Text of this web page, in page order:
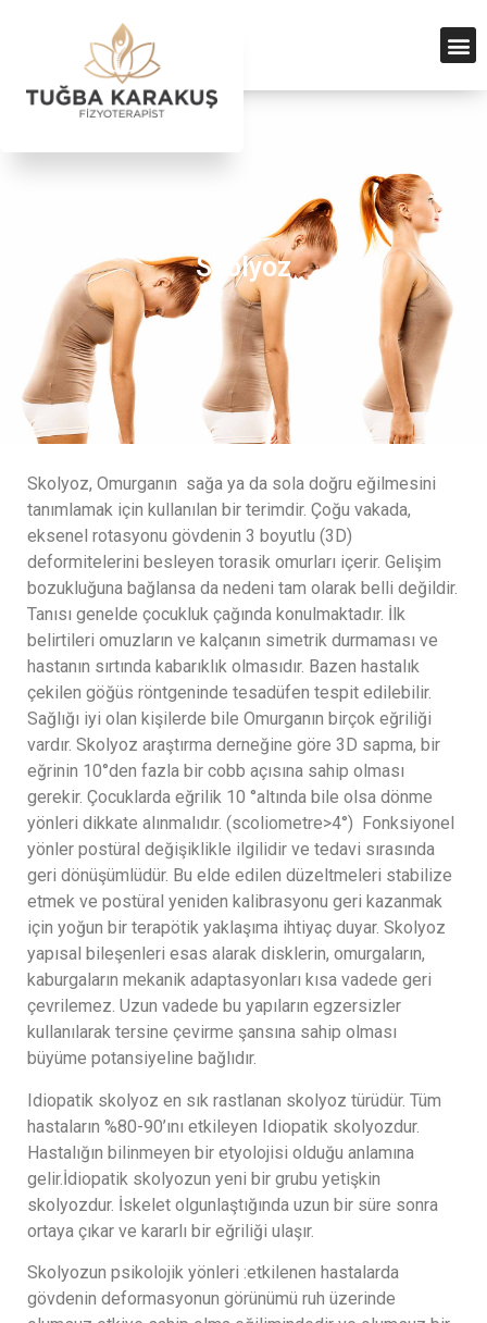
Skolyoz
Skolyoz, Omurganın sağa ya da sola doğru eğilmesini
tanımlamak için kullanılan bir terimdir. Çoğu vakada,
eksenel rotasyonu gövdenin 3 boyutlu (3D)
deformitelerini besleyen torasik omurları içerir. Gelişim
bozukluğuna bağlansa da nedeni tam olarak belli değildir.
Tanısı genelde çocukluk çağında konulmaktadır. İlk
belirtileri omuzların ve kalçanın simetrik durmaması ve
hastanın sırtında kabarıklık olmasıdır. Bazen hastalık
çekilen göğüs röntgeninde tesadüfen tespit edilebilir.
Sağlığı iyi olan kişilerde bile Omurganın birçok eğriliği
vardır. Skolyoz araştırma derneğine göre 3D sapma, bir
eğrinin 10°den fazla bir cobb açısına sahip olması
gerekir. Çocuklarda eğrilik 10 °altında bile olsa dönme
yönleri dikkate alınmalıdır. (scoliometre>4°) Fonksiyonel
yönler postüral değişiklikle ilgilidir ve tedavi sırasında
geri dönüşümlüdür. Bu elde edilen düzeltmeleri stabilize
etmek ve postüral yeniden kalibrasyonu geri kazanmak
için yoğun bir terapötik yaklaşıma ihtiyaç duyar. Skolyoz
yapısal bileşenleri esas alarak disklerin, omurgaların,
kaburgaların mekanik adaptasyonları kısa vadede geri
çevrilemez. Uzun vadede bu yapıların egzersizler
kullanılarak tersine çevirme şansına sahip olması
büyüme potansiyeline bağlıdır.
Idiopatik skolyoz en sık rastlanan skolyoz türüdür. Tüm
hastaların %80-90’ını etkileyen Idiopatik skolyozdur.
Hastalığın bilinmeyen bir etyolojisi olduğu anlamına
gelir.İdiopatik skolyozun yeni bir grubu yetişkin
skolyozdur. İskelet olgunlaştığında uzun bir süre sonra
ortaya çıkar ve kararlı bir eğriliği ulaşır.
Skolyozun psikolojik yönleri :etkilenen hastalarda
gövdenin deformasyonun görünümü ruh üzerinde